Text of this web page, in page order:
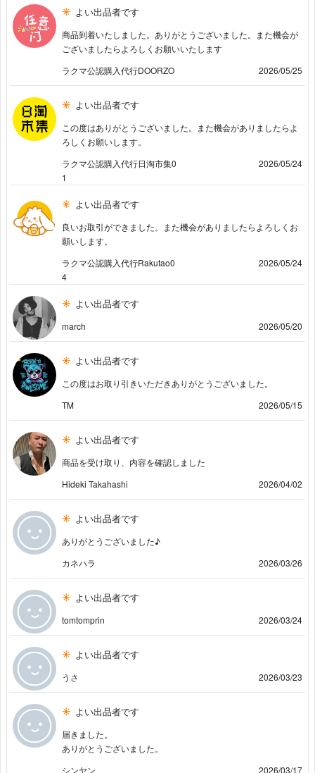
よい出品者です
商品到着いたしました。ありがとうございました。また機会が
ございましたらよろしくお願いいたします
ラクマ公認購入代行DOORZO
2026/05/25
よい出品者です
この度はありがとうございました。また機会がありましたらよ
ろしくお願いします。
ラクマ公認購入代行日淘市集0
1
2026/05/24
よい出品者です
良いお取引ができました。また機会がありましたらよろしくお
願いします。
ラクマ公認購入代行Rakutao0
4
2026/05/24
よい出品者です
march 2026/05/20
よい出品者です
この度はお取り引きいただきありがとうございました。
TM
2026/05/15
よい出品者です
商品を受け取り、内容を確認しました
Hideki Takahashi
2026/04/02
よい出品者です
ありがとうございました♪
カネハラ
2026/03/26
よい出品者です
tomtomprin 2026/03/24
よい出品者です
うさ 2026/03/23
よい出品者です
届きました。
ありがとうございました。
シンヤン
2026/03/17